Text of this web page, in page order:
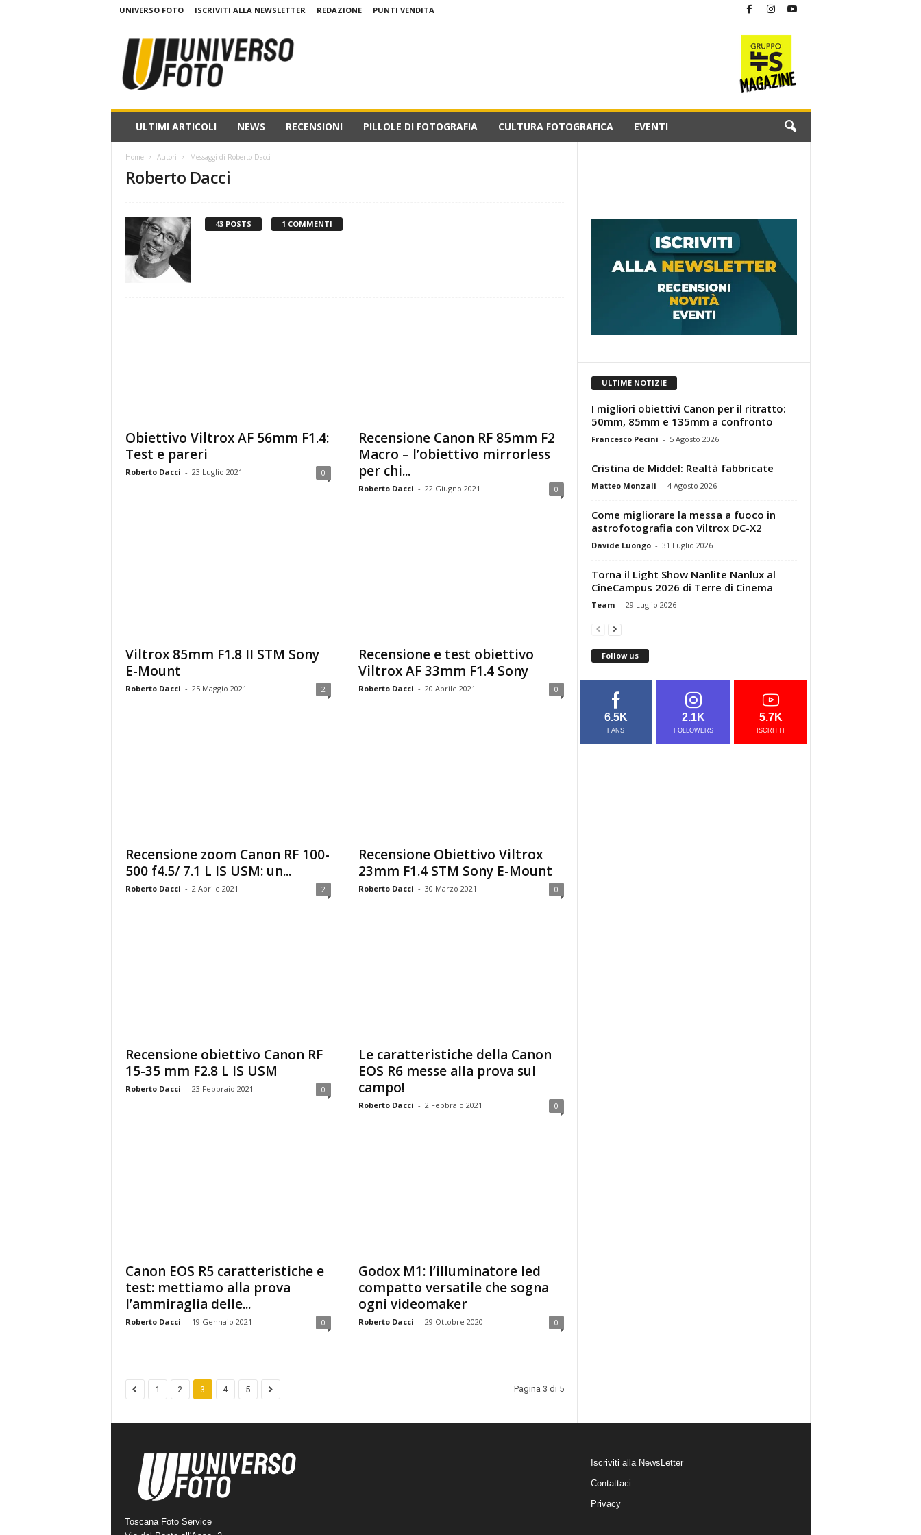
UNIVERSO FOTO ISCRIVITI ALLA NEWSLETTER REDAZIONE PUNTI VENDITA
ULTIMI ARTICOLI NEWS RECENSIONI PILLOLE DI FOTOGRAFIA CULTURA FOTOGRAFICA EVENTI
Home Autori Messaggi di Roberto Dacci
Roberto Dacci
43 POSTS 1 COMMENTI
Obiettivo Viltrox AF 56mm F1.4:
Test e pareri
Roberto Dacci - 23 Luglio 2021 0
Recensione Canon RF 85mm F2
Macro – l’obiettivo mirrorless
per chi...
Roberto Dacci - 22 Giugno 2021 0
Viltrox 85mm F1.8 II STM Sony
E-Mount
Roberto Dacci - 25 Maggio 2021 2
Recensione e test obiettivo
Viltrox AF 33mm F1.4 Sony
Roberto Dacci - 20 Aprile 2021 0
Recensione zoom Canon RF 100-
500 f4.5/ 7.1 L IS USM: un...
Roberto Dacci - 2 Aprile 2021 2
Recensione Obiettivo Viltrox
23mm F1.4 STM Sony E-Mount
Roberto Dacci - 30 Marzo 2021 0
Recensione obiettivo Canon RF
15-35 mm F2.8 L IS USM
Roberto Dacci - 23 Febbraio 2021 0
Le caratteristiche della Canon
EOS R6 messe alla prova sul
campo!
Roberto Dacci - 2 Febbraio 2021 0
Canon EOS R5 caratteristiche e
test: mettiamo alla prova
l’ammiraglia delle...
Roberto Dacci - 19 Gennaio 2021 0
Godox M1: l’illuminatore led
compatto versatile che sogna
ogni videomaker
Roberto Dacci - 29 Ottobre 2020 0
1 2 3 4 5 Pagina 3 di 5
ULTIME NOTIZIE
I migliori obiettivi Canon per il ritratto:
50mm, 85mm e 135mm a confronto
Francesco Pecini - 5 Agosto 2026
Cristina de Middel: Realtà fabbricate
Matteo Monzali - 4 Agosto 2026
Come migliorare la messa a fuoco in
astrofotografia con Viltrox DC-X2
Davide Luongo - 31 Luglio 2026
Torna il Light Show Nanlite Nanlux al
CineCampus 2026 di Terre di Cinema
Team - 29 Luglio 2026
Follow us
6.5K
FANS
2.1K
FOLLOWERS
5.7K
ISCRITTI
Toscana Foto Service
Iscriviti alla NewsLetter
Contattaci
Privacy